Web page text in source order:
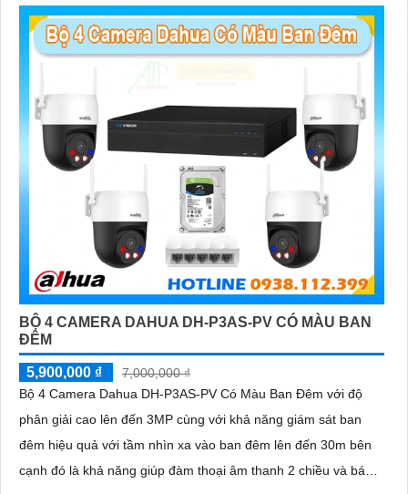
BỘ 4 CAMERA DAHUA DH-P3AS-PV CÓ MÀU BAN
ĐÊM
5,900,000 ₫
7,000,000 ₫
Bộ 4 Camera Dahua DH-P3AS-PV Có Màu Ban Đêm với độ
phân giải cao lên đến 3MP cùng với khả năng giám sát ban
đêm hiệu quả với tầm nhìn xa vào ban đêm lên đến 30m bên
cạnh đó là khả năng giúp đàm thoại âm thanh 2 chiều và báo